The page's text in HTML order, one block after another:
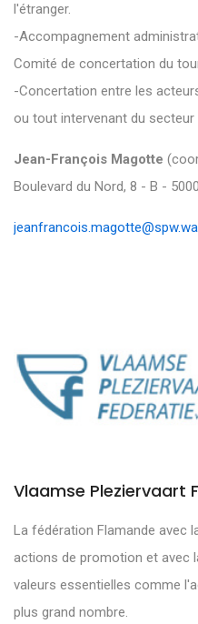
l'étranger.
-Accompagnement
Comité de concertation du
-Concertation entre les
ou tout intervenant du
Jean-François Magotte
Boulevard du Nord, 8 - B -
Vlaamse Pleziervaart
La fédération Flamande avec
actions de promotion et avec
valeurs essentielles comme
plus grand nombre.